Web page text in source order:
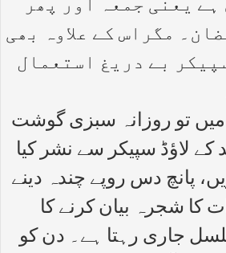
یعنی جمعہ اور پھر
مگراس کے علاوہ بھی
بے دریغ استعمال
تو روزانہ سبزی گوشت
کے لاؤڈ سپیکر سے نشر کیا
پانچ دس روپے چندہ دینے
شجرہ بیان کرنے کا
جاری رہتا ہے۔ دن کو